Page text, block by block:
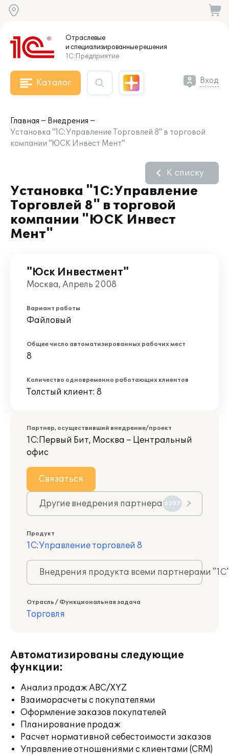
Отраслевые
и специализированныерешения
1С:Предприятие
Каталог Вход
Главная
Внедрения
Установка "1С:Управление Торговлей 8" в торговой
компании "ЮСК Инвест Мент"
Установка "1С:Управление
Торговлей 8" в торговой
компании "ЮСК Инвест
Мент"
К списку
"Юск Инвестмент"
Москва, Апрель 2008
Вариант работы
Файловый
Общее число автоматизированных рабочих мест
8
Количество одновременно работающих клиентов
Толстый клиент: 8
Партнер, осуществивший внедрение/проект
1С:Первый Бит, Москва – Центральный
офис
Связаться
Другие внедрения партнера 6307
Продукт
1С:Управление торговлей 8
Внедрения продукта всеми партнерами
Отрасль / Функциональная задача
Торговля
Автоматизированы следующие
функции:
Анализ продаж ABC/XYZ
Взаиморасчеты с покупателями
Оформление заказов покупателей
Планирование продаж
Расчет нормативной себестоимости заказов
Управление отношениями с клиентами (CRM)